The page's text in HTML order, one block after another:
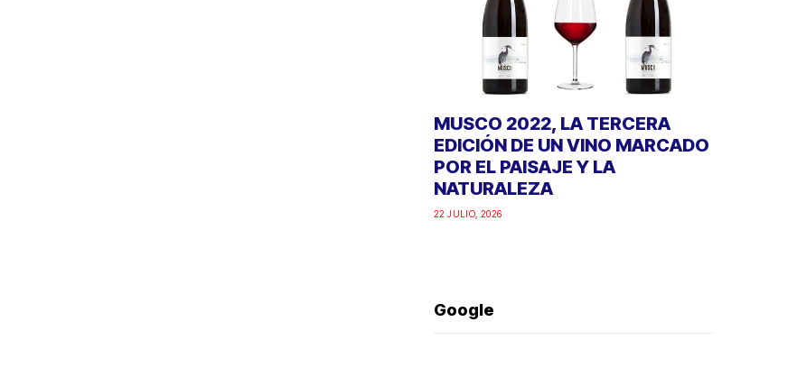
MUSCO 2022, LA TERCERA
EDICIÓN DE UN VINO MARCADO
POR EL PAISAJE Y LA
NATURALEZA
22 JULIO, 2026
Google